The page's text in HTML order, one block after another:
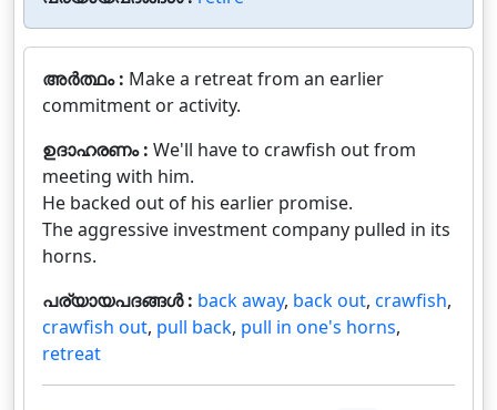
അർത്ഥം : Make a retreat from an earlier
commitment or activity.
ഉദാഹരണം : We'll have to crawfish out from
meeting with him.
He backed out of his earlier promise.
The aggressive investment company pulled in its
horns.
പര്യായപദങ്ങൾ : back away, back out, crawfish,
crawfish out, pull back, pull in one's horns,
retreat